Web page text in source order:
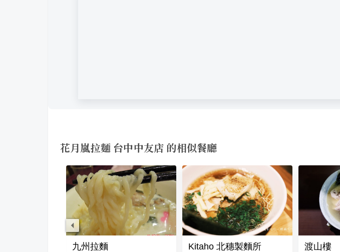
花月嵐拉麵 台中中友店 的相似餐廳
九州拉麵 Kitaho 北穗製麵所 渡山樓